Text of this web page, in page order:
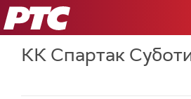
РТС
КК Спартак